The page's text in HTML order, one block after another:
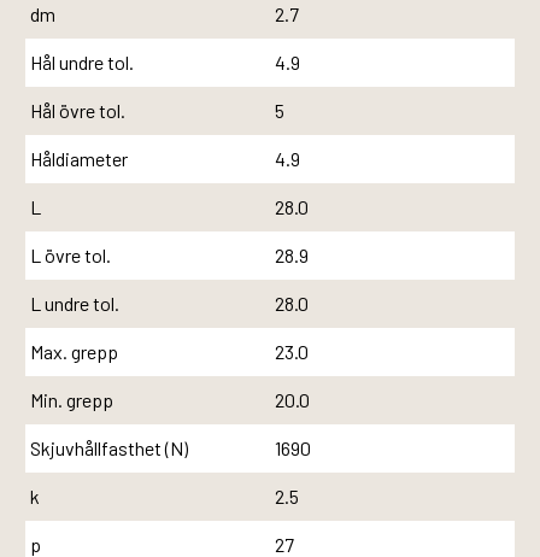
dm 2.7
Hål undre tol. 4.9
Hål övre tol. 5
Håldiameter 4.9
L 28.0
L övre tol. 28.9
L undre tol. 28.0
Max. grepp 23.0
Min. grepp 20.0
Skjuvhållfasthet (N) 1690
k 2.5
p 27